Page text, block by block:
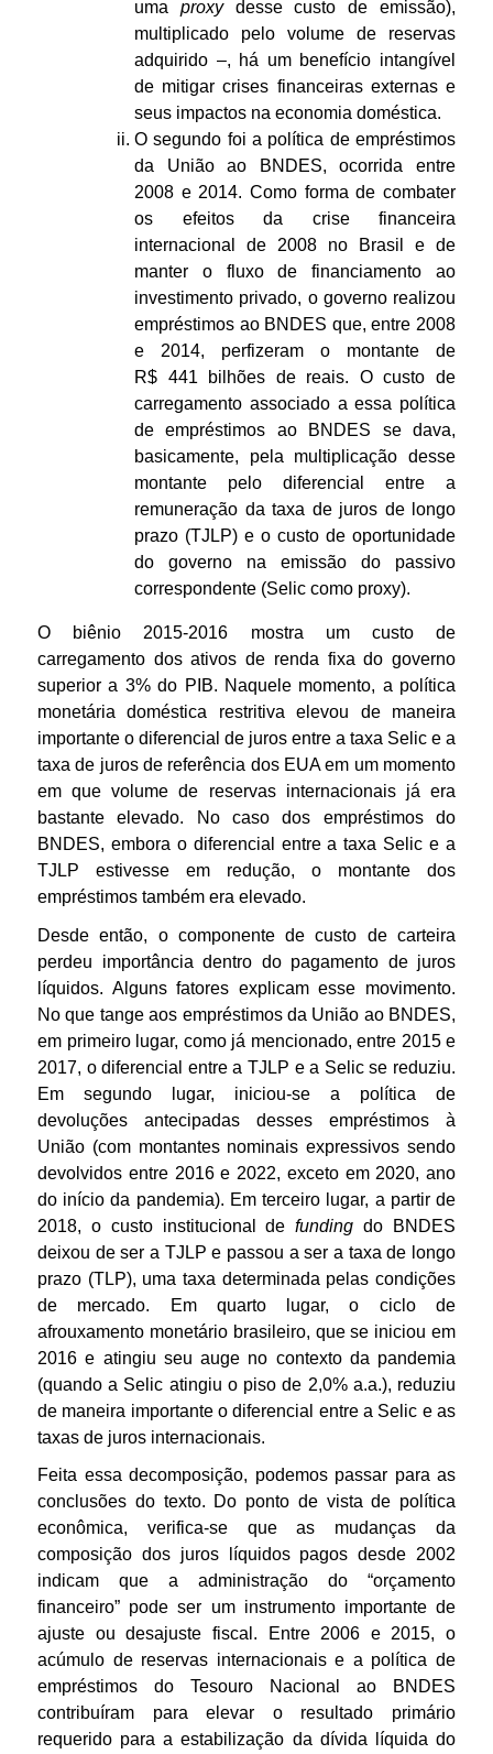
uma proxydesse custo de emissão),
multiplicado pelo volume de reservas
adquirido –, há um benefício intangível
de mitigar crises financeiras externas e
seus impactos na economia doméstica.
O segundo foi a política de empréstimos
da União ao BNDES, ocorrida entre
2008 e 2014. Como forma de combater
os efeitos da crise financeira
internacional de 2008 no Brasil e de
manter o fluxo de financiamento ao
investimento privado, o governo realizou
empréstimos ao BNDES que, entre 2008
e 2014, perfizeram o montante de
R$ 441 bilhões de reais. O custo de
carregamento associado a essa política
de empréstimos ao BNDES se dava,
basicamente, pela multiplicação desse
montante pelo diferencial entre a
remuneração da taxa de juros de longo
prazo (TJLP) e o custo de oportunidade
do governo na emissão do passivo
correspondente (Selic como proxy).
O biênio 2015-2016 mostra um custo de
carregamento dos ativos de renda fixa do governo
superior a 3% do PIB. Naquele momento, a política
monetária doméstica restritiva elevou de maneira
importante o diferencial de juros entre a taxa Selic e a
taxa de juros de referência dos EUA em um momento
em que volume de reservas internacionais já era
bastante elevado. No caso dos empréstimos do
BNDES, embora o diferencial entre a taxa Selic e a
TJLP estivesse em redução, o montante dos
empréstimos também era elevado.
Desde então, o componente de custo de carteira
perdeu importância dentro do pagamento de juros
líquidos. Alguns fatores explicam esse movimento.
No que tange aos empréstimos da União ao BNDES,
em primeiro lugar, como já mencionado, entre 2015 e
2017, o diferencial entre a TJLP e a Selic se reduziu.
Em segundo lugar, iniciou-se a política de
devoluções antecipadas desses empréstimos à
União (com montantes nominais expressivos sendo
devolvidos entre 2016 e 2022, exceto em 2020, ano
do início da pandemia). Em terceiro lugar, a partir de
2018, o custo institucional defunding do BNDES
deixou de ser a TJLP e passou a ser a taxa de longo
prazo (TLP), uma taxa determinada pelas condições
de mercado. Em quarto lugar, o ciclo de
afrouxamento monetário brasileiro, que se iniciou em
2016 e atingiu seu auge no contexto da pandemia
(quando a Selic atingiu o piso de 2,0% a.a.), reduziu
de maneira importante o diferencial entre a Selic e as
taxas de juros internacionais.
Feita essa decomposição, podemos passar para as
conclusões do texto. Do ponto de vista de política
econômica, verifica-se que as mudanças da
composição dos juros líquidos pagos desde 2002
indicam que a administração do “orçamento
financeiro” pode ser um instrumento importante de
ajuste ou desajuste fiscal. Entre 2006 e 2015, o
acúmulo de reservas internacionais e a política de
empréstimos do Tesouro Nacional ao BNDES
contribuíram para elevar o resultado primário
requerido para a estabilização da dívida líquida do